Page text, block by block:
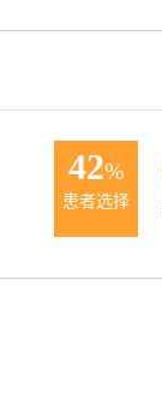
42%
患者选择